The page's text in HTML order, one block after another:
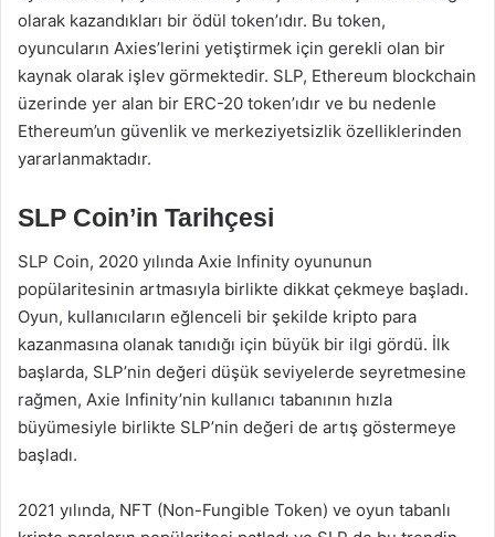
olarak kazandıkları bir ödül token’ıdır. Bu token,
oyuncuların Axies’lerini yetiştirmek için gerekli olan bir
kaynak olarak işlev görmektedir. SLP, Ethereum blockchain
üzerinde yer alan bir ERC-20 token’ıdır ve bu nedenle
Ethereum’un güvenlik ve merkeziyetsizlik özelliklerinden
yararlanmaktadır.
SLP Coin’in Tarihçesi
SLP Coin, 2020 yılında Axie Infinity oyununun
popülaritesinin artmasıyla birlikte dikkat çekmeye başladı.
Oyun, kullanıcıların eğlenceli bir şekilde kripto para
kazanmasına olanak tanıdığı için büyük bir ilgi gördü. İlk
başlarda, SLP’nin değeri düşük seviyelerde seyretmesine
rağmen, Axie Infinity’nin kullanıcı tabanının hızla
büyümesiyle birlikte SLP’nin değeri de artış göstermeye
başladı.
2021 yılında, NFT (Non-Fungible Token) ve oyun tabanlı